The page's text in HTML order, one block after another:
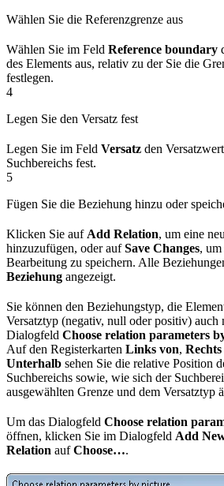
Wählen Sie die Referenzgrenze aus
Wählen Sie im Feld Reference boundary
des Elements aus, relativ zu der Sie die
festlegen.
4
Legen Sie den Versatz fest
Legen Sie im Feld Versatz den
Suchbereichs fest.
5
Fügen Sie die Beziehung hinzu oder
Klicken Sie auf Add Relation, um eine
hinzuzufügen, oder aufSave Changes,
Bearbeitung zu speichern. Alle
Beziehung angezeigt.
Sie können den Beziehungstyp, die
Versatztyp (negativ, null oder positiv)
Dialogfeld Choose relation parameters
Auf den Registerkarten Links von,
Unterhalb sehen Sie die relative Position
Suchbereichs sowie, wie sich der
ausgewählten Grenze und dem Versatztyp
Um das Dialogfeld Choose relation
öffnen, klicken Sie im Dialogfeld Add
Relation aufChoose….